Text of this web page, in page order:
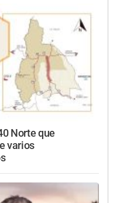
Norte que
varios